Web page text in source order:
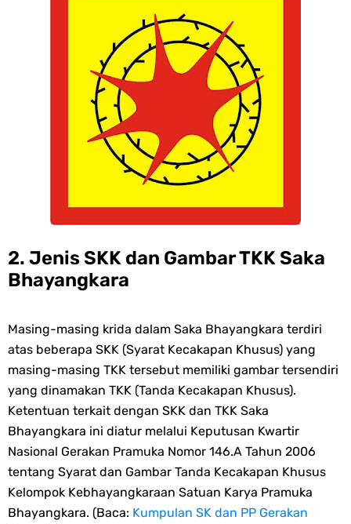
2. Jenis SKK dan Gambar TKK Saka
Bhayangkara
Masing-masing krida dalam Saka Bhayangkara terdiri
atas beberapa SKK (Syarat Kecakapan Khusus) yang
masing-masing TKK tersebut memiliki gambar tersendiri
yang dinamakan TKK (Tanda Kecakapan Khusus).
Ketentuan terkait dengan SKK dan TKK Saka
Bhayangkara ini diatur melalui Keputusan Kwartir
Nasional Gerakan Pramuka Nomor 146.A Tahun 2006
tentang Syarat dan Gambar Tanda Kecakapan Khusus
Kelompok Kebhayangkaraan Satuan Karya Pramuka
Bhayangkara. (Baca: Kumpulan SK dan PP Gerakan